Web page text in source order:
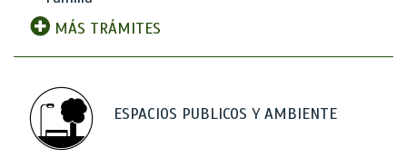
MÁS TRÁMITES
ESPACIOS PUBLICOS Y AMBIENTE